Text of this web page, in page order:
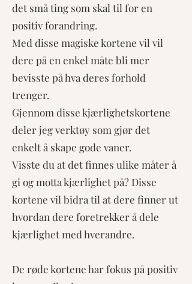
det små ting som skal til for en
positiv forandring.
Med disse magiske kortene vil vil
dere på en enkel måte bli mer
bevisste på hva deres forhold
trenger.
Gjennom disse kjærlighetskortene
deler jeg verktøy som gjør det
enkelt å skape gode vaner.
Visste du at det finnes ulike måter å
gi og motta kjærlighet på? Disse
kortene vil bidra til at dere finner ut
hvordan dere foretrekker å dele
kjærlighet med hverandre.
De røde kortene har fokus på positiv